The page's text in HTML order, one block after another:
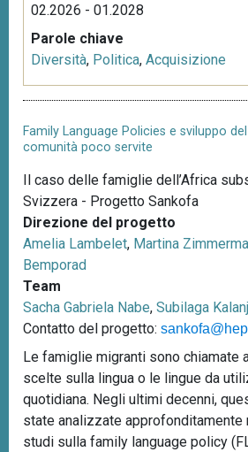
02.2026 - 01.2028
Parole chiave
Diversità, Politica, Acquisizione
Family Language Policies e sviluppo
comunità poco servite
Il caso delle famiglie dell’Africa
Svizzera - Progetto Sankofa
Direzione del progetto
Amelia Lambelet, Martina
Bemporad
Team
Sacha Gabriela Nabe, Subilaga
Contatto del progetto:
Le famiglie migranti sono chiamate
scelte sulla lingua o le lingue da
quotidiana. Negli ultimi decenni,
state analizzate approfonditamente
studi sulla family language policy